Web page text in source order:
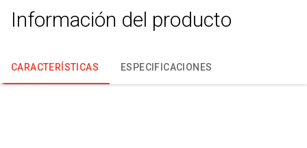
Información del producto
CARACTERÍSTICAS ESPECIFICACIONES